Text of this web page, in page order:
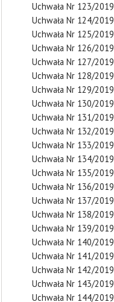
Uchwała Nr 123/2019
Uchwała Nr 124/2019
Uchwała Nr 125/2019
Uchwała Nr 126/2019
Uchwała Nr 127/2019
Uchwała Nr 128/2019
Uchwała Nr 129/2019
Uchwała Nr 130/2019
Uchwała Nr 131/2019
Uchwała Nr 132/2019
Uchwała Nr 133/2019
Uchwała Nr 134/2019
Uchwała Nr 135/2019
Uchwała Nr 136/2019
Uchwała Nr 137/2019
Uchwała Nr 138/2019
Uchwała Nr 139/2019
Uchwała Nr 140/2019
Uchwała Nr 141/2019
Uchwała Nr 142/2019
Uchwała Nr 143/2019
Uchwała Nr 144/2019